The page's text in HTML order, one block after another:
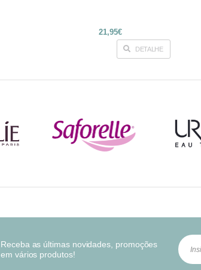
21,95€
DETALHE
Receba as últimas novidades, promoções
em vários produtos!